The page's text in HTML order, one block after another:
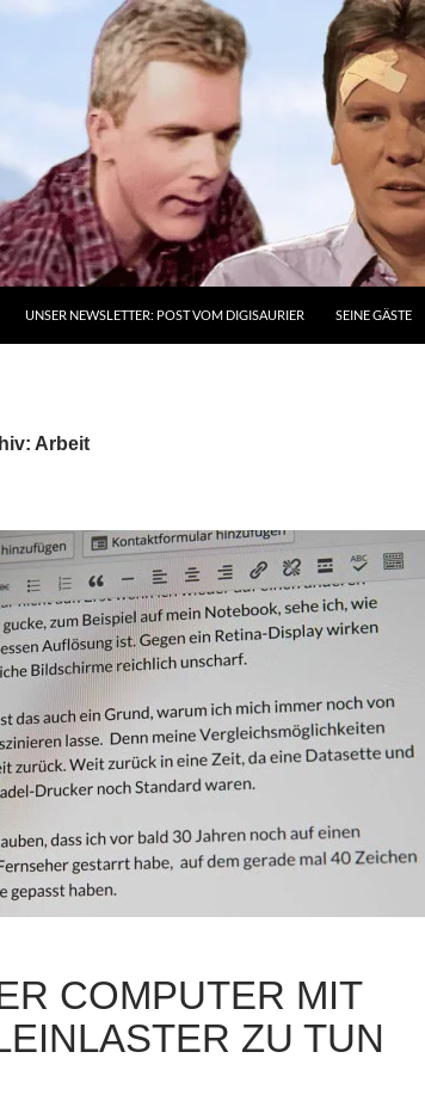
UNSER NEWSLETTER: POST VOM DIGISAURIER SEINE GÄSTE
Arbeit
COMPUTER MIT
ZU TUN